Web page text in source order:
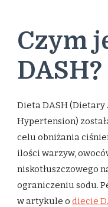
Czym
DASH?
Dieta DASH (Dietary
Hypertension)
celu obniżania
ilości warzyw,
niskotłuszczowego
ograniczeniu sodu.
w artykule o diecie